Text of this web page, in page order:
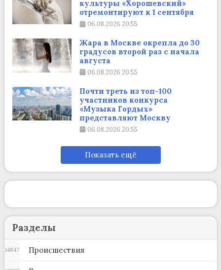
культуры «Хорошевский»
отремонтируют к 1 сентября
06.08.2026 20:55
Жара в Москве окрепла до 30
градусов второй раз с начала
августа
06.08.2026 20:55
Почти треть из топ-100
участников конкурса
«Музыка Гордых»
представляют Москву
06.08.2026 20:55
Показать ещё
Разделы
Происшествия
14847